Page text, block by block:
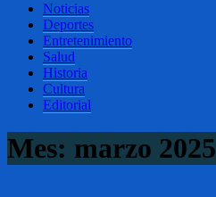
Noticias
Deportes
Entretenimiento
Salud
Historia
Cultura
Editorial
Mes: marzo 2025